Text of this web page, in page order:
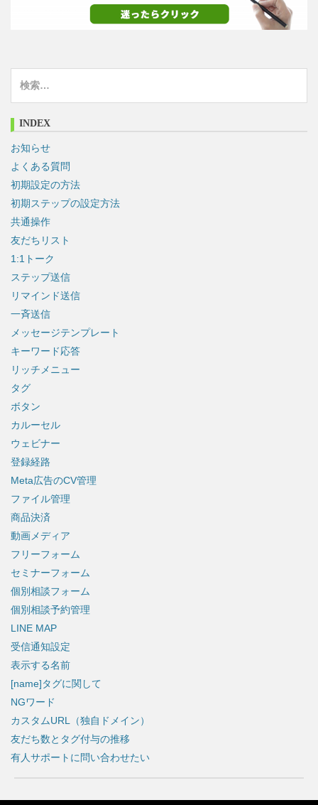
検
:
INDEX
お知らせ
よくある質問
初期設定の方法
初期ステップの設定方法
共通操作
友だちリスト
1:1トーク
ステップ送信
リマインド送信
一斉送信
メッセージテンプレート
キーワード応答
リッチメニュー
タグ
ボタン
カルーセル
ウェビナー
登録経路
Meta広告のCV管理
ファイル管理
商品決済
動画メディア
フリーフォーム
セミナーフォーム
個別相談フォーム
個別相談予約管理
LINE MAP
受信通知設定
表示する名前
[name]タグに関して
NGワード
カスタムURL（独自ドメイン）
友だち数とタグ付与の推移
有人サポートに問い合わせたい